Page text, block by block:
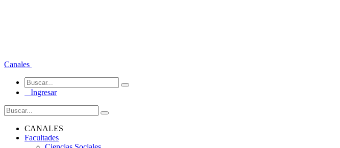
Canales
Ingresar
CANALES
Facultades